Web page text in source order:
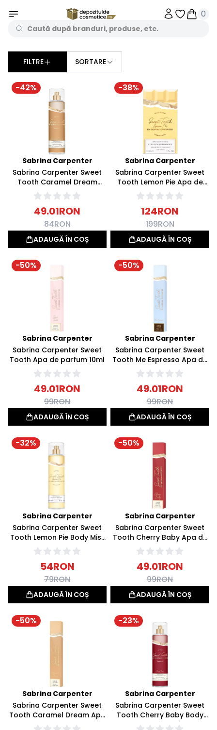
Obiecte
0
FILTRE SORTARE
-42%
Sabrina Carpenter
Sabrina Carpenter Sweet
Tooth Caramel Dream
Body Mist Apa parfumata
236ml
49.01RON
84RON
ADAUGĂ ÎN COȘ
-38%
Sabrina Carpenter
Sabrina Carpenter Sweet
Tooth Lemon Pie Apa de
parfum 30ml
124RON
199RON
ADAUGĂ ÎN COȘ
-50%
Sabrina Carpenter
Sabrina Carpenter Sweet
Tooth Apa de parfum 10ml
49.01RON
99RON
ADAUGĂ ÎN COȘ
-50%
Sabrina Carpenter
Sabrina Carpenter Sweet
Tooth Me Espresso Apa de
parfum 10ml
49.01RON
99RON
ADAUGĂ ÎN COȘ
-32%
Sabrina Carpenter
Sabrina Carpenter Sweet
Tooth Lemon Pie Body Mist
Apa parfumata 236ml
54RON
79RON
ADAUGĂ ÎN COȘ
-50%
Sabrina Carpenter
Sabrina Carpenter Sweet
Tooth Cherry Baby Apa de
parfum 10ml
49.01RON
99RON
ADAUGĂ ÎN COȘ
-50%
Sabrina Carpenter
Sabrina Carpenter Sweet
Tooth Caramel Dream Apa
de parfum 10ml
-23%
Sabrina Carpenter
Sabrina Carpenter Sweet
Tooth Cherry Baby Body
Mist Apa parfumata 236ml